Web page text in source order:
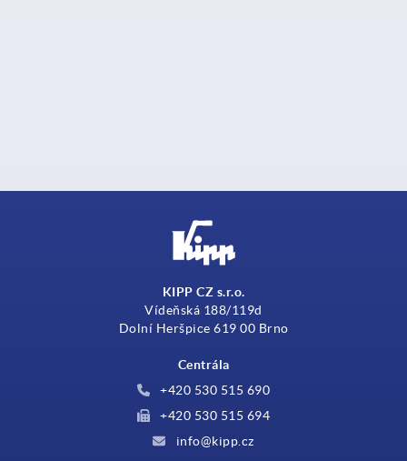
KIPP CZ s.r.o.
Vídeňská 188/119d
Dolní Heršpice 619 00 Brno
Centrála
+420 530 515 690
+420 530 515 694
info@kipp.cz